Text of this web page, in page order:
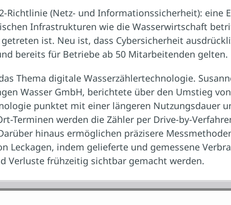
Richtlinie (Netz- und Informationssicherheit): eine
Infrastrukturen wie die Wasserwirtschaft
ist. Neu ist, dass Cybersicherheit
bereits für Betriebe ab 50 Mitarbeitenden gelten.
Thema digitale Wasserzählertechnologie.
Wasser GmbH, berichtete über den Umstieg
punktet mit einer längeren Nutzungsdauer
Terminen werden die Zähler per Drive-by-
hinaus ermöglichen präzisere
Leckagen, indem gelieferte und gemessene
Verluste frühzeitig sichtbar gemacht werden.